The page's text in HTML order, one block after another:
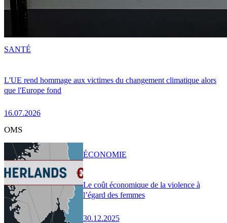
L'UE rend hommage aux victimes du changement climatique alors
que l'Europe fond
16.07.2026
SANTÉ
OMS
Le coût économique de la violence à
l’égard des femmes
30.12.2025
ÉCONOMIE